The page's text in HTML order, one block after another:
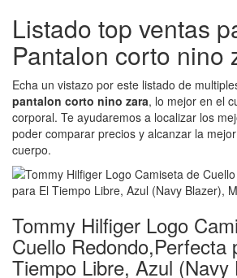
Listado top ventas
Pantalon corto nino
Echa un vistazo por este listado de
pantalon corto nino zara, lo mejor en el
corporal. Te ayudaremos a localizar los
poder comparar precios y alcanzar la
cuerpo.
Tommy Hilfiger Logo
Cuello Redondo,Perfecta
Tiempo Libre, Azul (Navy